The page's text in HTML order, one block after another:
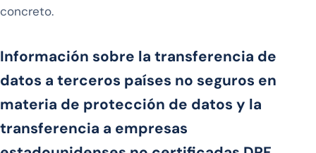
concreto.
Información sobre la transferencia de
datos a terceros países no seguros en
materia de protección de datos y la
transferencia a empresas